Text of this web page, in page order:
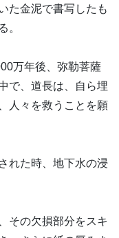
た金泥で書写したも
。
万年後、弥勒菩薩
で、道長は、自ら埋
人々を救うことを願
れた時、地下水の浸
その欠損部分をスキ